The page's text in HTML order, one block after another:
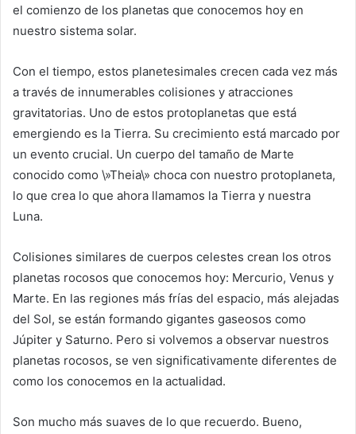
el comienzo de los planetas que conocemos hoy en
nuestro sistema solar.
Con el tiempo, estos planetesimales crecen cada vez más
a través de innumerables colisiones y atracciones
gravitatorias. Uno de estos protoplanetas que está
emergiendo es la Tierra. Su crecimiento está marcado por
un evento crucial. Un cuerpo del tamaño de Marte
conocido como \»Theia\» choca con nuestro protoplaneta,
lo que crea lo que ahora llamamos la Tierra y nuestra
Luna.
Colisiones similares de cuerpos celestes crean los otros
planetas rocosos que conocemos hoy: Mercurio, Venus y
Marte. En las regiones más frías del espacio, más alejadas
del Sol, se están formando gigantes gaseosos como
Júpiter y Saturno. Pero si volvemos a observar nuestros
planetas rocosos, se ven significativamente diferentes de
como los conocemos en la actualidad.
Son mucho más suaves de lo que recuerdo. Bueno,